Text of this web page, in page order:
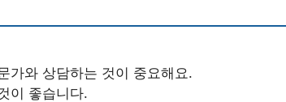
가와 상담하는 것이 중요해요.
이 좋습니다.